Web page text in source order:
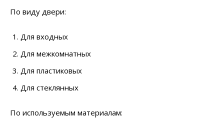
По виду двери:
Для входных
Для межкомнатных
Для пластиковых
Для стеклянных
По используемым материалам: